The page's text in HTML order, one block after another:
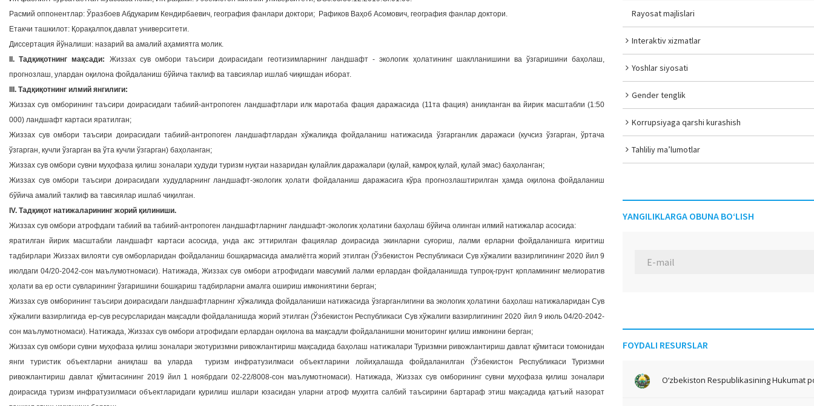
Расмий оппонентлар: Ўразбоев Абдукарим Кендирбаевич, география фанлари доктори; Рафиков Ваҳоб Асомович, география фанлар доктори.
Етакчи ташкилот: Қорақалпоқ давлат университети.
Диссертация йўналиши: назарий ва амалий аҳамиятга молик.
II. Тадқиқотнинг мақсади:
Жиззах сув омбори таъсири доирасидаги геотизимларнинг ландшафт - экологик ҳолатининг шаклланишини ва ўзгаришини баҳолаш,
прогнозлаш, улардан оқилона фойдаланиш бўйича таклиф ва тавсиялар ишлаб чиқишдан иборат.
III. Тадқиқотнинг илмий янгилиги:
Жиззах сув омборининг таъсири доирасидаги табиий-антропоген ландшафтлари илк маротаба фация даражасида (11та фация) аниқланган ва йирик масштабли (1:50
000) ландшафт картаси яратилган;
Жиззах сув омбори таъсири доирасидаги табиий-антропоген ландшафтлардан хўжаликда фойдаланиш натижасида ўзгарганлик даражаси (кучсиз ўзгарган, ўртача
ўзгарган, кучли ўзгарган ва ўта кучли ўзгарган) баҳоланган;
Жиззах сув омбори сувни муҳофаза қилиш зоналари ҳудуди туризм нуқтаи назаридан қулайлик даражалари (қулай, камроқ қулай, қулай эмас) баҳоланган;
Жиззах сув омбори таъсири доирасидаги худудларнинг ландшафт-экологик ҳолати фойдаланиш даражасига кўра прогнозлаштирилган ҳамда оқилона фойдаланиш
бўйича амалий таклиф ва тавсиялар ишлаб чиқилган.
IV. Тадқиқот натижаларининг жорий қилиниши.
Жиззах сув омбори атрофдаги табиий ва табиий-антропоген ландшафтларнинг ландшафт-экологик ҳолатини баҳолаш бўйича олинган илмий натижалар асосида:
яратилган йирик масштабли ландшафт картаси асосида, унда акс эттирилган фациялар доирасида экинларни суғориш, лалми ерларни фойдаланишга киритиш
тадбирлари Жиззах вилояти сув омборларидан фойдаланиш бошқармасида амалиётга жорий этилган (Ўзбекистон Республикаси Сув хўжалиги вазирлигининг 2020 йил 9
июлдаги 04/20-2042-сон маълумотномаси). Натижада, Жиззах сув омбори атрофидаги мавсумий лалми ерлардан фойдаланишда тупроқ-грунт қопламининг мелиоратив
ҳолати ва ер ости сувларининг ўзгаришини бошқариш тадбирларни амалга ошириш имкониятини берган;
Жиззах сув омборининг таъсири доирасидаги ландшафтларнинг хўжаликда фойдаланиши натижасида ўзгарганлигини ва экологик ҳолатини баҳолаш натижаларидан Сув
хўжалиги вазирлигида ер-сув ресурсларидан мақсадли фойдаланишда жорий этилган (Ўзбекистон Республикаси Сув хўжалиги вазирлигининг 2020 йил 9 июль 04/20-2042-
сон маълумотномаси). Натижада, Жиззах сув омбори атрофидаги ерлардан оқилона ва мақсадли фойдаланишни мониторинг қилиш имконини берган;
Жиззах сув омбори сувни муҳофаза қилиш зоналари экотуризмни ривожлантириш мақсадида баҳолаш натижалари Туризмни ривожлантириш давлат қўмитаси томонидан
янги туристик объектларни аниқлаш ва уларда туризм инфратузилмаси объектларини лойиҳалашда фойдаланилган (Ўзбекистон Республикаси Туризмни
ривожлантириш давлат қўмитасининг 2019 йил 1 ноябрдаги 02-22/8008-сон маълумотномаси). Натижада, Жиззах сув омборининг сувни муҳофаза қилиш зоналари
доирасида туризм инфратузилмаси объектларидаги қурилиш ишлари юзасидан уларни атроф муҳитга салбий таъсирини бартараф этиш мақсадида қатъий назорат
Rayosat majlislari
Interaktiv xizmatlar
Yoshlar siyosati
Gender tenglik
Korrupsiyaga qarshi kurashish
Tahliliy ma’lumotlar
YANGILIKLARGA OBUNA BO‘LISH
FOYDALI RESURSLAR
O‘zbekiston Respublikasining Hukumat